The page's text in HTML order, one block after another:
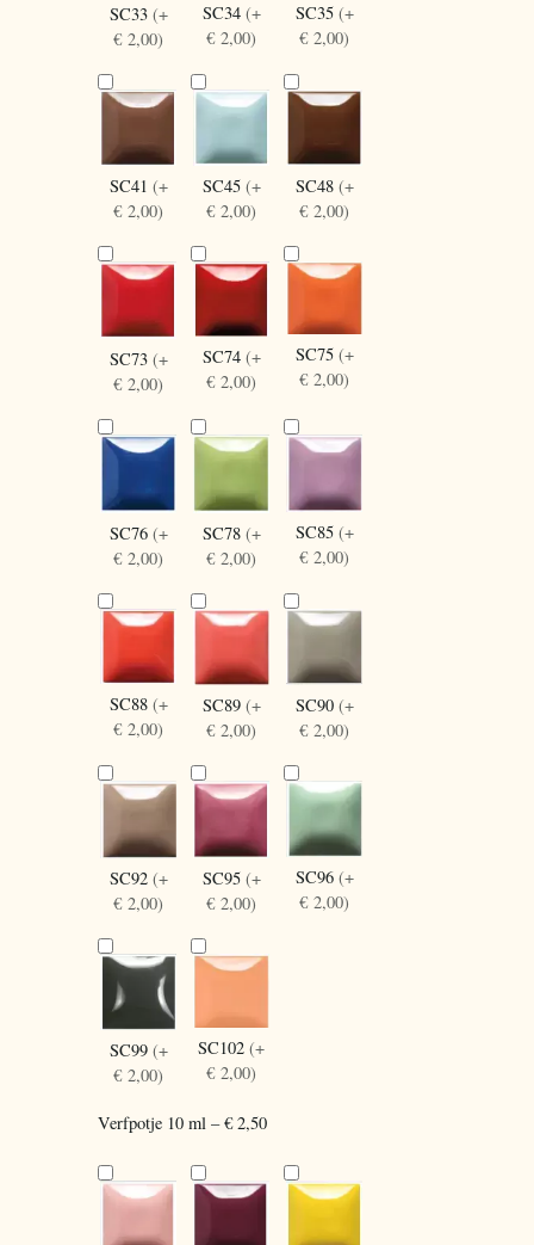
SC33 (+
€ 2,00)
SC34 (+
€ 2,00)
SC35 (+
€ 2,00)
SC41 (+
€ 2,00)
SC45 (+
€ 2,00)
SC48 (+
€ 2,00)
SC73 (+
€ 2,00)
SC74 (+
€ 2,00)
SC75 (+
€ 2,00)
SC76 (+
€ 2,00)
SC78 (+
€ 2,00)
SC85 (+
€ 2,00)
SC88 (+
€ 2,00)
SC89 (+
€ 2,00)
SC90 (+
€ 2,00)
SC92 (+
€ 2,00)
SC95 (+
€ 2,00)
SC96 (+
€ 2,00)
SC99 (+
€ 2,00)
SC102(+
€ 2,00)
Verfpotje 10 ml – € 2,50